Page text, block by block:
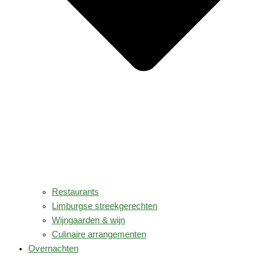
Restaurants
Limburgse streekgerechten
Wijngaarden & wijn
Culinaire arrangementen
Overnachten